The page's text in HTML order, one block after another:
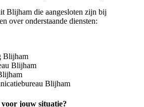
Blijham die aangesloten zijn bij
over onderstaande diensten:
Blijham
Blijham
Blijham
jouw situatie?